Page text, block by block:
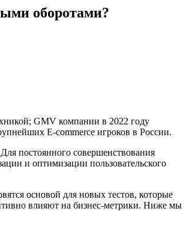
оборотами?
GMV компании в 2022 году
E-commerce игроков в России.
постоянного совершенствования
и оптимизации пользовательского
основой для новых тестов, которые
влияют на бизнес-метрики. Ниже мы